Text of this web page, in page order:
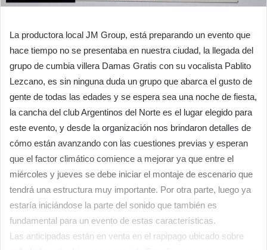
La productora local JM Group, está preparando un evento que
hace tiempo no se presentaba en nuestra ciudad, la llegada del
grupo de cumbia villera Damas Gratis con su vocalista Pablito
Lezcano, es sin ninguna duda un grupo que abarca el gusto de
gente de todas las edades y se espera sea una noche de fiesta,
la cancha del club Argentinos del Norte es el lugar elegido para
este evento, y desde la organización nos brindaron detalles de
cómo están avanzando con las cuestiones previas y esperan
que el factor climático comience a mejorar ya que entre el
miércoles y jueves se debe iniciar el montaje de escenario que
tendrá una estructura muy importante. Por otra parte, luego ya
estaría iniciándose la parte del sonido que también es
fundamental para un evento de estas características.
Las anticipadas están en venta en el rapipago ubicado sobre